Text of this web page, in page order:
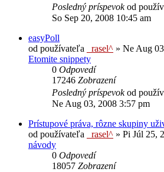
Posledný príspevokod
So Sep 20, 2008 10:45 am
easyPoll
od používateľa
_rasel^ » Ne Aug
Etomite snippety
0 Odpovedí
17246 Zobrazení
Posledný príspevokod
Ne Aug 03, 2008 3:57 pm
Prístupové práva, rôzne skupiny
od používateľa
_rasel^ » Pi Júl 25,
návody
0 Odpovedí
18057 Zobrazení